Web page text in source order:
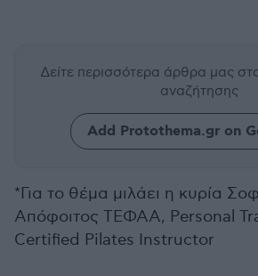
Δείτε περισσότερα άρθρα μας
αναζήτησης
Add Protothema.gr on
*Για το θέμα μιλάει η κυρία
Απόφοιτος ΤΕΦΑΑ, Personal
Certified Pilates Instructor